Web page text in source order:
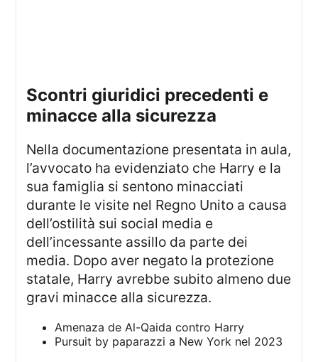
scontri giuridici precedenti e
minacce alla sicurezza
Nella documentazione presentata in aula,
l’avvocato ha evidenziato che Harry e la
sua famiglia si sentono minacciati
durante le visite nel Regno Unito a causa
dell’ostilità sui social media e
dell’incessante assillo da parte dei
media. Dopo aver negato la protezione
statale, Harry avrebbe subito almeno due
gravi minacce alla sicurezza.
Amenaza de Al-Qaida contro Harry
Pursuit by paparazzi a New York nel 2023